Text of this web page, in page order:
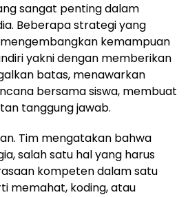
sangat penting dalam
Beberapa strategi yang
kemampuan
yakni dengan memberikan
batas, menawarkan
bersama siswa, membuat
tanggung jawab.
Tim mengatakan bahwa
salah satu hal yang harus
kompeten dalam satu
memahat, koding, atau